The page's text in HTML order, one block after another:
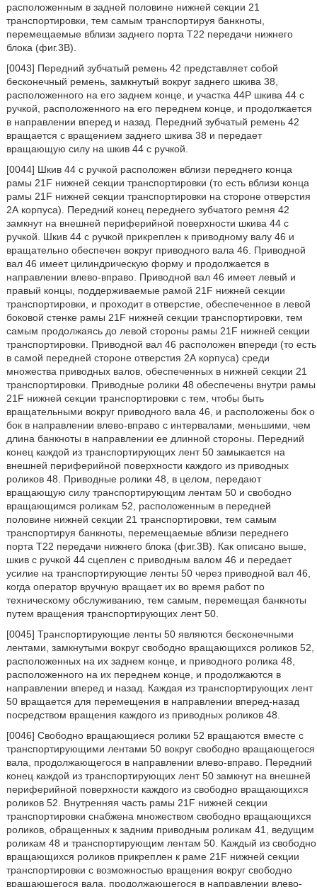
расположенным в задней половине нижней секции 21
транспортировки, тем самым транспортируя банкноты,
перемещаемые вблизи заднего порта Т22 передачи нижнего
блока (фиг.3B).
[0043] Передний зубчатый ремень 42 представляет собой
бесконечный ремень, замкнутый вокруг заднего шкива 38,
расположенного на его заднем конце, и участка 44Р шкива 44 с
ручкой, расположенного на его переднем конце, и продолжается
в направлении вперед и назад. Передний зубчатый ремень 42
вращается с вращением заднего шкива 38 и передает
вращающую силу на шкив 44 с ручкой.
[0044] Шкив 44 с ручкой расположен вблизи переднего конца
рамы 21F нижней секции транспортировки (то есть вблизи конца
рамы 21F нижней секции транспортировки на стороне отверстия
2А корпуса). Передний конец переднего зубчатого ремня 42
замкнут на внешней периферийной поверхности шкива 44 с
ручкой. Шкив 44 с ручкой прикреплен к приводному валу 46 и
вращательно обеспечен вокруг приводного вала 46. Приводной
вал 46 имеет цилиндрическую форму и продолжается в
направлении влево-вправо. Приводной вал 46 имеет левый и
правый концы, поддерживаемые рамой 21F нижней секции
транспортировки, и проходит в отверстие, обеспеченное в левой
боковой стенке рамы 21F нижней секции транспортировки, тем
самым продолжаясь до левой стороны рамы 21F нижней секции
транспортировки. Приводной вал 46 расположен впереди (то есть
в самой передней стороне отверстия 2А корпуса) среди
множества приводных валов, обеспеченных в нижней секции 21
транспортировки. Приводные ролики 48 обеспечены внутри рамы
21F нижней секции транспортировки с тем, чтобы быть
вращательными вокруг приводного вала 46, и расположены бок о
бок в направлении влево-вправо с интервалами, меньшими, чем
длина банкноты в направлении ее длинной стороны. Передний
конец каждой из транспортирующих лент 50 замыкается на
внешней периферийной поверхности каждого из приводных
роликов 48. Приводные ролики 48, в целом, передают
вращающую силу транспортирующим лентам 50 и свободно
вращающимся роликам 52, расположенным в передней
половине нижней секции 21 транспортировки, тем самым
транспортируя банкноты, перемещаемые вблизи переднего
порта Т22 передачи нижнего блока (фиг.3B). Как описано выше,
шкив с ручкой 44 сцеплен с приводным валом 46 и передает
усилие на транспортирующие ленты 50 через приводной вал 46,
когда оператор вручную вращает их во время работ по
техническому обслуживанию, тем самым, перемещая банкноты
путем вращения транспортирующих лент 50.
[0045] Транспортирующие ленты 50 являются бесконечными
лентами, замкнутыми вокруг свободно вращающихся роликов 52,
расположенных на их заднем конце, и приводного ролика 48,
расположенного на их переднем конце, и продолжаются в
направлении вперед и назад. Каждая из транспортирующих лент
50 вращается для перемещения в направлении вперед-назад
посредством вращения каждого из приводных роликов 48.
[0046] Свободно вращающиеся ролики 52 вращаются вместе с
транспортирующими лентами 50 вокруг свободно вращающегося
вала, продолжающегося в направлении влево-вправо. Передний
конец каждой из транспортирующих лент 50 замкнут на внешней
периферийной поверхности каждого из свободно вращающихся
роликов 52. Внутренняя часть рамы 21F нижней секции
транспортировки снабжена множеством свободно вращающихся
роликов, обращенных к задним приводным роликам 41, ведущим
роликам 48 и транспортирующим лентам 50. Каждый из свободно
вращающихся роликов прикреплен к раме 21F нижней секции
транспортировки с возможностью вращения вокруг свободно
вращающегося вала, продолжающегося в направлении влево-